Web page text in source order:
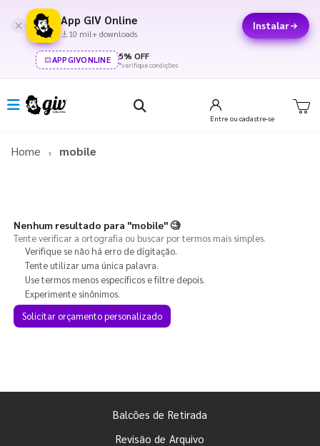
App GIV Online
10 mil+ downloads
Instalar
APPGIVONLINE 5% OFF
*verifique condições
Entre ou cadastre-se
Home mobile
Nenhum resultado para "mobile"🧐
Tente verificar a ortografia ou buscar por termos mais simples.
Verifique se não há erro de digitação.
Tente utilizar uma única palavra.
Use termos menos específicos e filtre depois.
Experimente sinônimos.
Solicitar orçamento personalizado
Balcões de Retirada
Revisão de Arquivo